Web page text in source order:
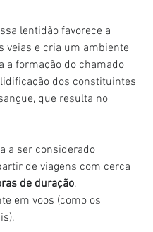
lentidão favorece a
veias e cria um ambiente
a formação do chamado
dos constituintes
que resulta no
a ser considerado
de viagens com cerca
de duração,
em voos (como os